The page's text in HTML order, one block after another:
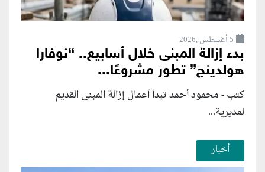
5 أغسطس ,2026
بدء إزالة المبنى خلال أسابيع.. “نوفارا
هولدينج” تطور مشروعًا...
كتب - محمود أحمد تبدأ أعمال إزالة المبنى القديم
لمديرية...
أخبار